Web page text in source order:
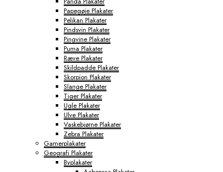
Papegøje Plakater
Pelikan Plakater
Pindsvin Plakater
Pingvine Plakater
Puma Plakater
Ræve Plakater
Skildpadde Plakater
Skorpion Plakater
Slange Plakater
Tiger Plakater
Ugle Plakater
Ulve Plakater
Vaskebjørne Plakater
Zebra Plakater
Gamerplakater
Geografi Plakater
Byplakater